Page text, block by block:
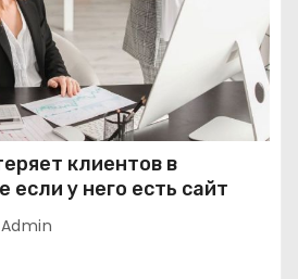
клиентов в
у него есть сайт
Admin